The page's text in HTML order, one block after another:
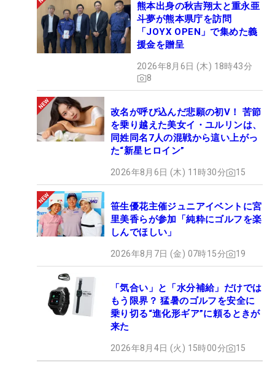
熊本出身の秋吉翔太と重永亜
斗夢が熊本県庁を訪問
「JOYX OPEN」で集めた義
援金を贈呈
2026年8月6日 (木) 18時43分
8
改名が呼び込んだ悲願の初V！ 苦節
を乗り越えた美女イ・ユルリンは、
同姓同名7人の混戦から這い上がっ
た“新星ヒロイン”
2026年8月6日 (木) 11時30分 15
笹生優花主催ジュニアイベントに宮
里美香らが参加「純粋にゴルフを楽
しんでほしい」
2026年8月7日 (金) 07時15分 19
「気合い」と「水分補給」だけでは
もう限界？ 猛暑のゴルフを安全に
乗り切る“進化形ギア”に頼るときが
来た
2026年8月4日 (火) 15時00分 15